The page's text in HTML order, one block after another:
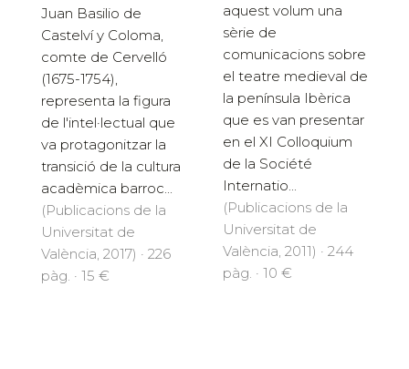
Juan Basilio de
Castelví y Coloma,
comte de Cervelló
(1675-1754),
representa la figura
de l'intel·lectual que
va protagonitzar la
transició de la cultura
acadèmica barroc...
(Publicacions de la
Universitat de
València, 2017) · 226
pàg. · 15 €
aquest volum una
sèrie de
comunicacions sobre
el teatre medieval de
la península Ibèrica
que es van presentar
en el XI Colloquium
de la Société
Internatio...
(Publicacions de la
Universitat de
València, 2011) · 244
pàg. · 10 €